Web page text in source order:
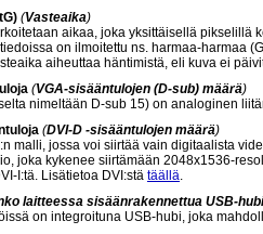
(Vasteaika)
aikaa, joka yksittäisellä pikselillä
on ilmoitettu ns. harmaa-harmaa
aiheuttaa häntimistä, eli kuva ei
(VGA-sisääntulojen (D-sub) määrä)
nimeltään D-sub 15) on analoginen
(DVI-D -sisääntulojen määrä)
malli, jossa voi siirtää vain digitaalista
joka kykenee siirtämään 2048x1536-
I:tä. Lisätietoa DVI:stä täällä.
laitteessa sisäänrakennettua USB-
on integroituna USB-hubi, joka